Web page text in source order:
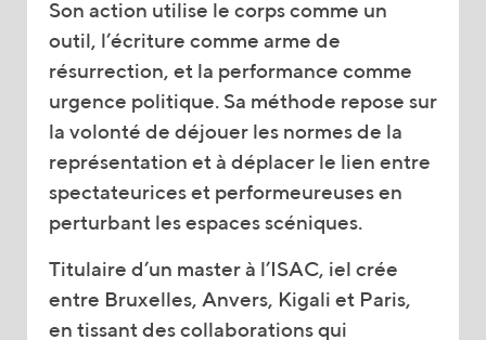
Son action utilise le corps comme un
outil, l’écriture comme arme de
résurrection, et la performance comme
urgence politique. Sa méthode repose sur
la volonté de déjouer les normes de la
représentation et à déplacer le lien entre
spectateurices et performeureuses en
perturbant les espaces scéniques.
Titulaire d’un master à l’ISAC, iel crée
entre Bruxelles, Anvers, Kigali et Paris,
en tissant des collaborations qui